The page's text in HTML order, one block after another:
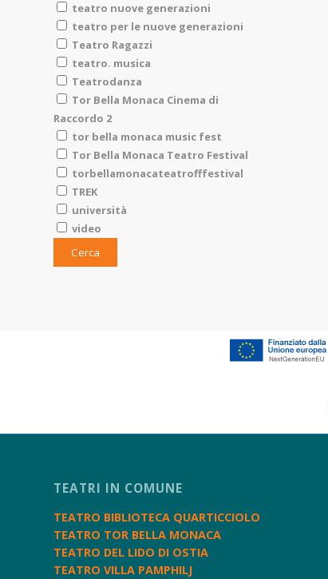
teatro nuove generazioni
teatro per le nuove generazioni
Teatro Ragazzi
teatro. musica
Teatrodanza
Tor Bella Monaca Cinema di
Raccordo 2
tor bella monaca music fest
Tor Bella Monaca Teatro Festival
torbellamonacateatrofffestival
TREK
università
video
TEATRI IN COMUNE
TEATRO BIBLIOTECA QUARTICCIOLO
TEATRO TOR BELLA MONACA
TEATRO DEL LIDO DI OSTIA
TEATRO VILLA PAMPHILJ